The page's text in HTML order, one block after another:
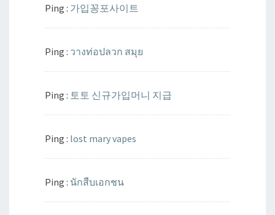
Ping : 가입꽁포사이트
Ping : วางท่อปลวก สมุย
Ping : 토토 신규가입머니 지급
Ping : lost mary vapes
Ping : นักสืบเอกชน